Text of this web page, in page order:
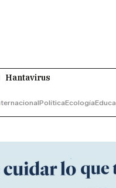
Hantavirus
PolíticaEcología